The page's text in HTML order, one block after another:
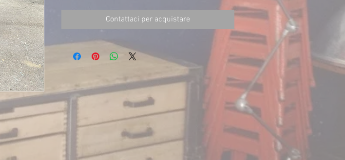
Contattaci per acquistare